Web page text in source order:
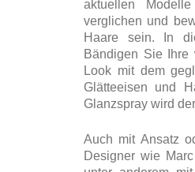
aktuellen
verglichen und
Haare sein. In
Bändigen Sie
Look mit dem
Glätteeisen und
Glanzspray wird
Auch mit Ansatz
Designer wie